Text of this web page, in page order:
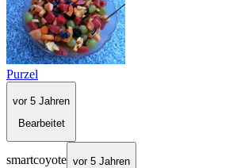
Purzel
vor 5 Jahren
Bearbeitet
smartcoyote vor 5 Jahren